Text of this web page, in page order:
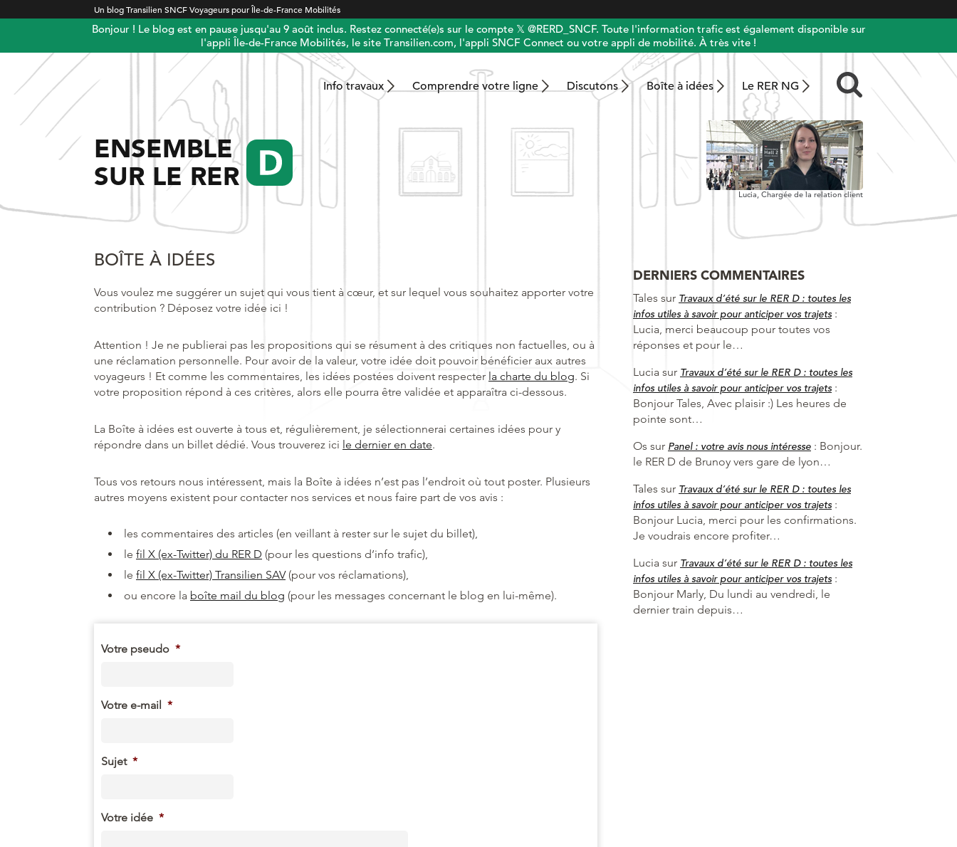
Un blog Transilien SNCF Voyageurs pour Île-de-France Mobilités
Bonjour ! Le blog est en pause jusqu'au 9 août inclus. Restez connecté(e)s sur le compte 𝕏 @RERD_SNCF. Toute l'information trafic est également disponible sur
l'appli Île-de-France Mobilités, le site Transilien.com, l'appli SNCF Connect ou votre appli de mobilité. À très vite !
Info travaux Comprendre votre ligne Discutons Boîte à idées Le RER NG
ENSEMBLE
SUR LE RER
Lucia, Chargée de la relation client
BOÎTE À IDÉES
Vous voulez me suggérer un sujet qui vous tient à cœur, et sur lequel vous souhaitez apporter votre
contribution ? Déposez votre idée ici !
Attention ! Je ne publierai pas les propositions qui se résument à des critiques non factuelles, ou à
une réclamation personnelle. Pour avoir de la valeur, votre idée doit pouvoir bénéficier aux autres
voyageurs ! Et comme les commentaires, les idées postées doivent respecter la charte du blog. Si
votre proposition répond à ces critères, alors elle pourra être validée et apparaîtra ci-dessous.
La Boîte à idées est ouverte à tous et, régulièrement, je sélectionnerai certaines idées pour y
répondre dans un billet dédié. Vous trouverez ici le dernier en date.
Tous vos retours nous intéressent, mais la Boîte à idées n’est pas l’endroit où tout poster. Plusieurs
autres moyens existent pour contacter nos services et nous faire part de vos avis :
les commentaires des articles (en veillant à rester sur le sujet du billet),
le fil X (ex-Twitter) du RER D (pour les questions d’info trafic),
le fil X (ex-Twitter) Transilien SAV(pour vos réclamations),
ou encore la boîte mail du blog (pour les messages concernant le blog en lui-même).
Votre pseudo *
Votre e-mail *
Sujet *
Votre idée *
DERNIERS COMMENTAIRES
Tales sur Travaux d’été sur le RER D : toutes les
infos utiles à savoir pour anticiper vos trajets :
Lucia, merci beaucoup pour toutes vos
réponses et pour le…
Lucia sur Travaux d’été sur le RER D : toutes les
infos utiles à savoir pour anticiper vos trajets :
Bonjour Tales, Avec plaisir :) Les heures de
pointe sont…
Os sur Panel : votre avis nous intéresse : Bonjour.
le RER D de Brunoy vers gare de lyon…
Tales sur Travaux d’été sur le RER D : toutes les
infos utiles à savoir pour anticiper vos trajets :
Bonjour Lucia, merci pour les confirmations.
Je voudrais encore profiter…
Lucia sur Travaux d’été sur le RER D : toutes les
infos utiles à savoir pour anticiper vos trajets :
Bonjour Marly, Du lundi au vendredi, le
dernier train depuis…